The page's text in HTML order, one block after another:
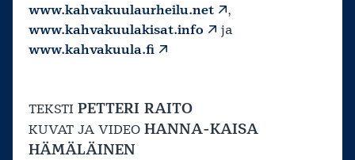
www.kahvakuulaurheilu.net
,
www.kahvakuulakisat.info
ja
www.kahvakuula.fi
TEKSTI PETTERI RAITO
KUVAT JA VIDEO HANNA-KAISA
HÄMÄLÄINEN